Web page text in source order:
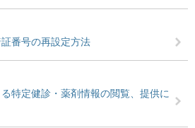
番号の再設定方法
特定健診・薬剤情報の閲覧、提供に